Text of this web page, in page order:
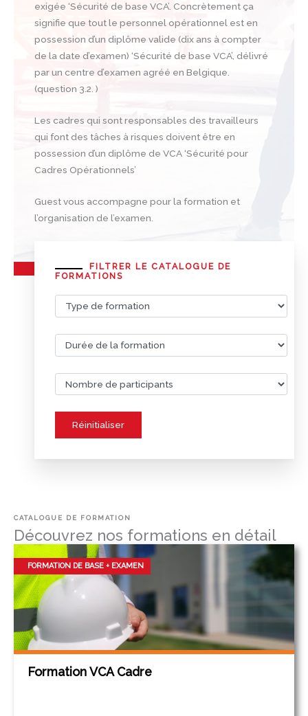
exigée ‘Sécurité de base VCA’. Concrètement ça
signifie que tout le personnel opérationnel est en
possession d’un diplôme valide (dix ans à compter
de la date d’examen) ‘Sécurité de base VCA’, délivré
par un centre d’examen agréé en Belgique.
(question 3.2. )
Les cadres qui sont responsables des travailleurs
qui font des tâches à risques doivent être en
possession d’un diplôme de VCA ‘Sécurité pour
Cadres Opérationnels’
Guest vous accompagne pour la formation et
l’organisation de l’examen.
FILTRER LE CATALOGUE DE
FORMATIONS
CATALOGUE DE FORMATION
Découvrez nos formations en détail
Formation VCA Cadre
FORMATION DE BASE + EXAMEN